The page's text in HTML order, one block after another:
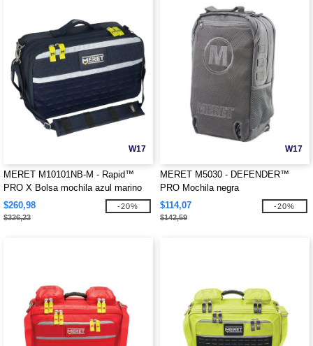
W17
MERET M10101NB-M - Rapid™
PRO X Bolsa mochila azul marino
$260,98
$326,23
-20%
W17
MERET M5030 - DEFENDER™
PRO Mochila negra
$114,07
$142,59
-20%